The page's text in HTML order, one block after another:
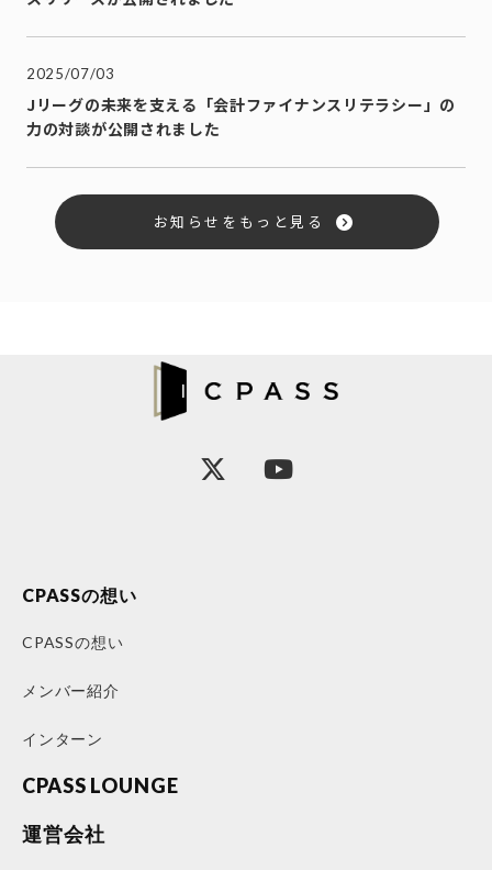
2025/07/03
Jリーグの未来を支える「会計ファイナンスリテラシー」の
力の対談が公開されました
お知らせをもっと見る
CPASSの想い
CPASSの想い
メンバー紹介
インターン
CPASS LOUNGE
運営会社